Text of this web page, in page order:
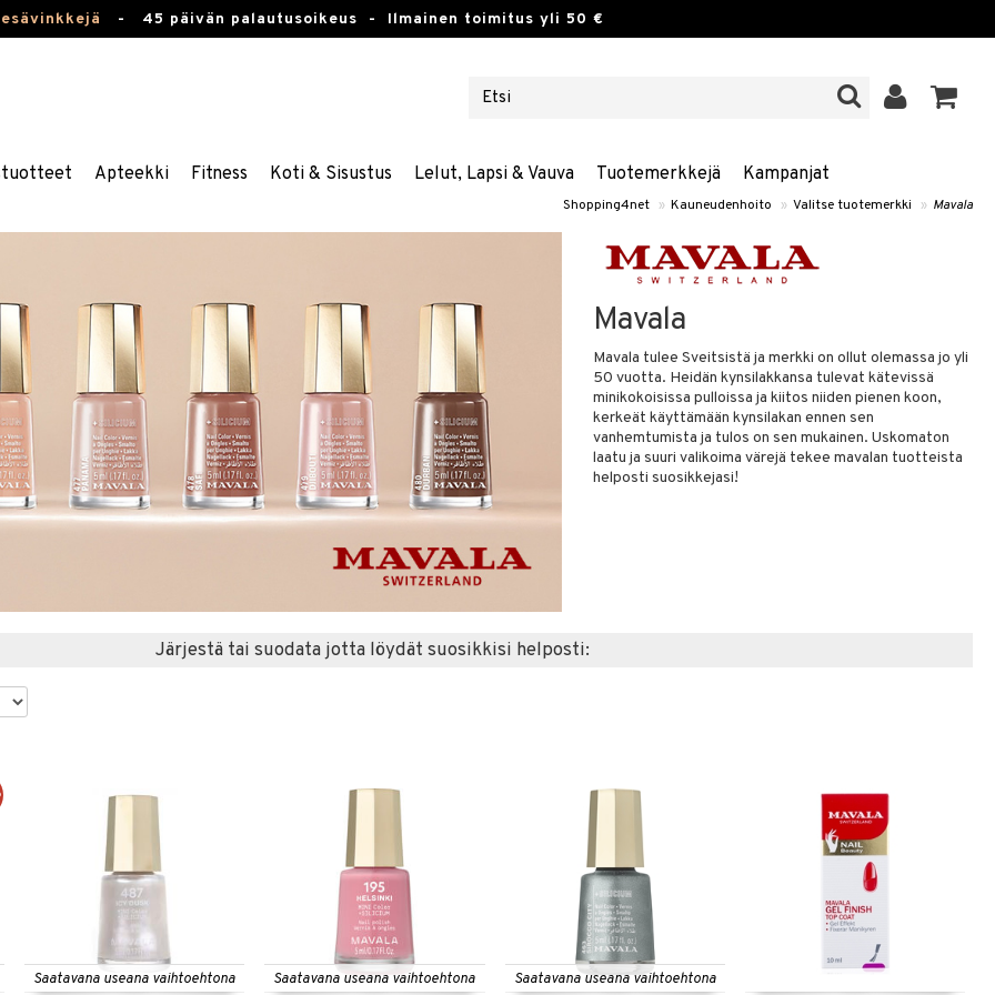
- 45 päivän palautusoikeus - Ilmainen toimitus yli 50 €
Apteekki Fitness Koti & Sisustus Lelut, Lapsi & Vauva Tuotemerkkejä Kampanjat
Shopping4net » Kauneudenhoito » Valitse tuotemerkki » Mavala
Mavala
Mavala tulee Sveitsistä ja merkki on ollut olemassa jo yli
50 vuotta. Heidän kynsilakkansa tulevat kätevissä
minikokoisissa pulloissa ja kiitos niiden pienen koon,
kerkeät käyttämään kynsilakan ennen sen
vanhemtumista ja tulos on sen mukainen. Uskomaton
laatu ja suuri valikoima värejä tekee mavalan tuotteista
helposti suosikkejasi!
Järjestä tai suodata jotta löydät suosikkisi helposti:
Saatavana useana vaihtoehtona Saatavana useana vaihtoehtona Saatavana useana vaihtoehtona